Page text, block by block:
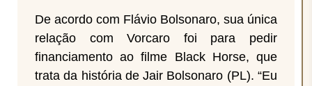
De acordo com Flávio Bolsonaro, sua única
relação com Vorcaro foi para pedir
financiamento ao filme Black Horse, que
trata da história de Jair Bolsonaro (PL). “Eu